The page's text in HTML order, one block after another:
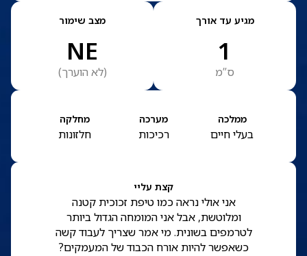
מגיע עד אורך
1
ס”מ
מצב שימור
NE
(לא הוערך)
ממלכה
בעלי חיים
מערכה
רכיכות
מחלקה
חלזונות
קצת עליי
אני אולי נראה כמו טיפת זכוכית קטנה
ומלוטשת, אבל אני המומחה הגדול ביותר
לטרמפים בשונית. מי אמר שצריך לעבוד קשה
כשאפשר להיות אורח הכבוד של המעמקים?